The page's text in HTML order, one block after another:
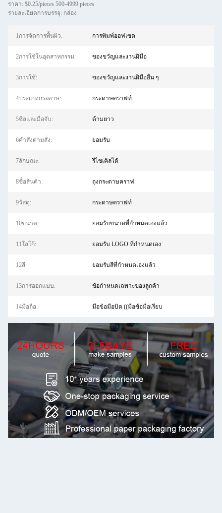
ราคา: $0.25/pieces 500-4999 pieces
รายละเอียดการบรรจุ: กล่อง
1การจัดการพื้นผิว: การพิมพ์ออฟเซต
2การใช้ในอุตสาหกรรม: ของขวัญและงานฝีมือ
3การใช้: ของขวัญและงานฝีมืออื่น ๆ
4ประเภทกระดาษ: กระดาษคราฟท์
5ซีลและมือจับ: ด้ามยาว
6คําสั่งตามสั่ง: ยอมรับ
7ลักษณะ: รีไซเคิลได้
8ชื่อสินค้า: ถุงกระดาษคราฟ
9วัสดุ: กระดาษคราฟท์
10ขนาด: ยอมรับขนาดที่กำหนดเองแล้ว
11โลโก้: ยอมรับ LOGO ที่กําหนดเอง
12สี: ยอมรับสีที่กำหนดเองแล้ว
13การออกแบบ: ข้อกำหนดเฉพาะของลูกค้า
14มือถือ: มือข้อมือบิด ((มือข้อมือเรียบ